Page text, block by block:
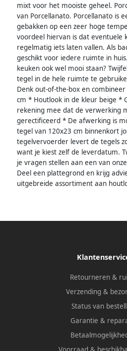
mixt voor het mooiste geheel.
van Porcellanato. Porcellanato is
gebakken op een zeer hoge
voordeel hiervan is dat eventuele
regelmatig iets laten vallen. Als
geschikt voor iedere ruimte in
keuken ook wel mooi staan?
tegel in de hele ruimte te
Denk out-of-the-box en
cm * Houtlook in de kleur beige *
rekening mee dat de verwerking
gerectificeerd * De afwerking is
tegel van 120x23 cm binnenkort
tegelvervoerder levert de tegels
want je kiest zelf de leverdatum.
je vragen stellen aan een van
Deel een plattegrond en krijg
uitgebreide assortiment aan
Retourneren &
Verzending &
Status van
Garantie &